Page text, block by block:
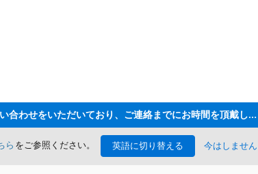
ただいま大変多くのお問い合わせをいただいており、ご連絡までにお時間を頂戴しております
ら をご参照ください。 英語に切り替える 今はしません